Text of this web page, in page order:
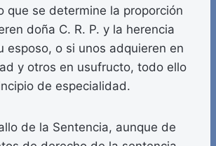
que se determine la proporción
doña C. R. P. y la herencia
esposo, o si unos adquieren en
y otros en usufructo, todo ello
de especialidad.
de la Sentencia, aunque de